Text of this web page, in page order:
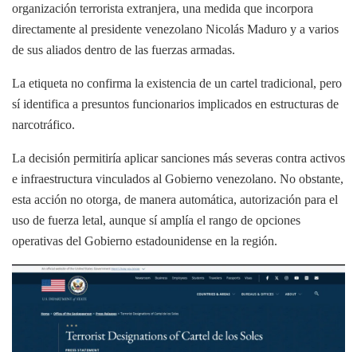
organización terrorista extranjera, una medida que incorpora
directamente al presidente venezolano Nicolás Maduro y a varios
de sus aliados dentro de las fuerzas armadas.
La etiqueta no confirma la existencia de un cartel tradicional, pero
sí identifica a presuntos funcionarios implicados en estructuras de
narcotráfico.
La decisión permitiría aplicar sanciones más severas contra activos
e infraestructura vinculados al Gobierno venezolano. No obstante,
esta acción no otorga, de manera automática, autorización para el
uso de fuerza letal, aunque sí amplía el rango de opciones
operativas del Gobierno estadounidense en la región.